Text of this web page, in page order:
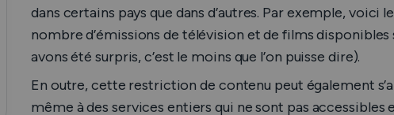
dans certains pays que dans d’autres. Par exemple, voici
nombre d’émissions de télévision et de films
avons été surpris, c’est le moins que l’on puisse dire).
En outre, cette restriction de contenu peut également
même à des services entiers qui ne sont pas accessibles